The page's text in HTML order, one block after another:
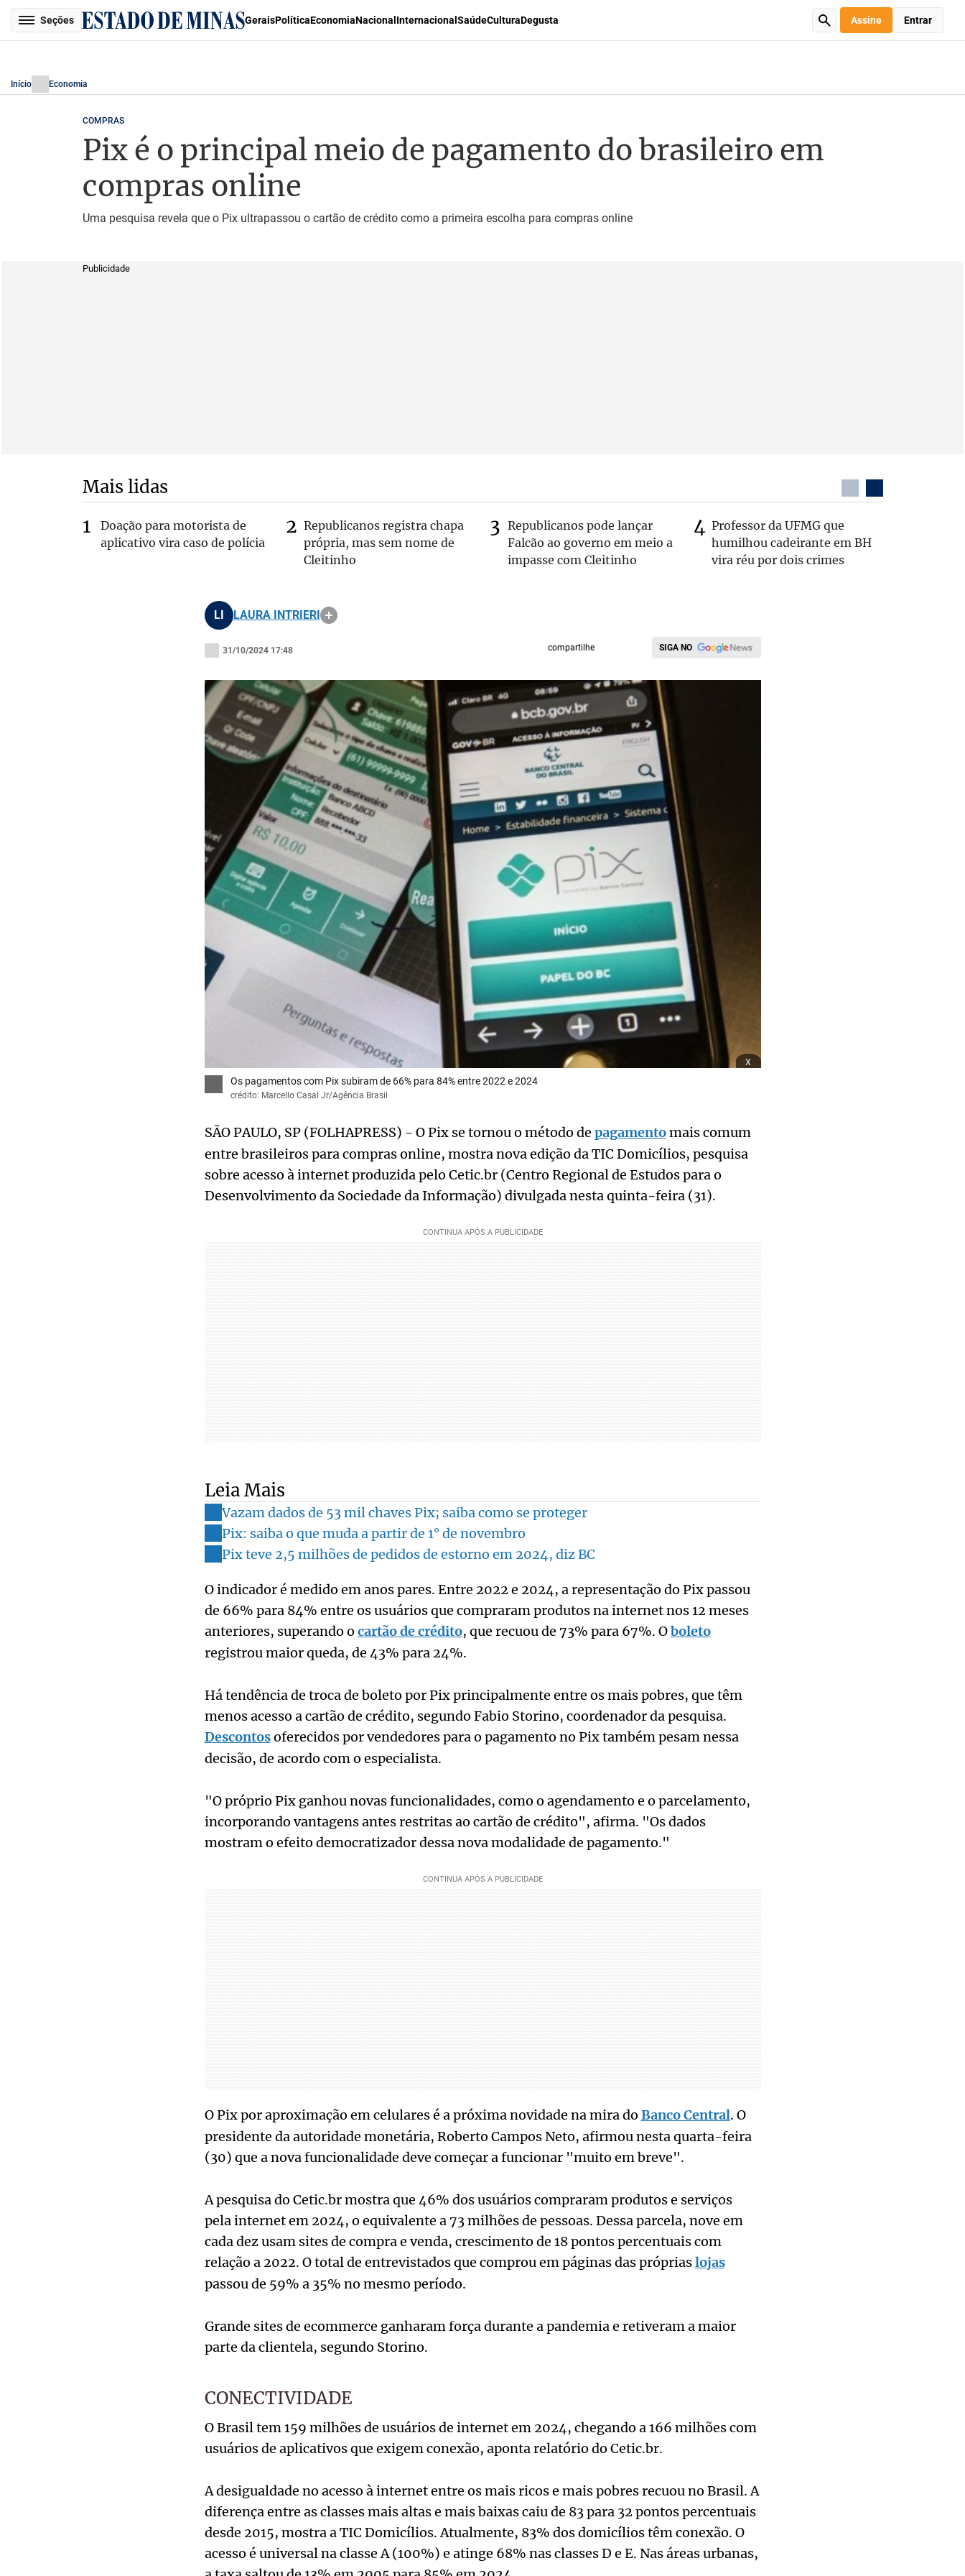
Seções GeraisPolíticaEconomiaNacional Internacional SaúdeCulturaDegusta Assine Entrar
Início Economia
COMPRAS
Pix é o principal meio de pagamento do brasileiro em
compras online
Uma pesquisa revela que o Pix ultrapassou o cartão de crédito como a primeira escolha para compras online
Publicidade
Mais lidas
Doação para motorista de
aplicativo vira caso de polícia
Republicanos registra chapa
própria, mas sem nome de
Cleitinho
Republicanos pode lançar
Falcão ao governo em meio a
impasse com Cleitinho
Professor da UFMG que
humilhou cadeirante em BH
vira réu por dois crimes
LI LAURA INTRIERI
31/10/2024 17:48 compartilhe SIGA NO
x
Os pagamentos com Pix subiram de 66% para 84% entre 2022 e 2024
crédito: Marcello Casal Jr/Agência Brasil
SÃO PAULO, SP (FOLHAPRESS) - O Pix se tornou o método de pagamentomais comum
entre brasileiros para compras online, mostra nova edição da TIC Domicílios, pesquisa
sobre acesso à internet produzida pelo Cetic.br (Centro Regional de Estudos para o
Desenvolvimento da Sociedade da Informação) divulgada nesta quinta-feira (31).
Leia Mais
Vazam dados de 53 mil chaves Pix; saiba como se proteger
Pix: saiba o que muda a partir de 1° de novembro
Pix teve 2,5 milhões de pedidos de estorno em 2024, diz BC
O indicador é medido em anos pares. Entre 2022 e 2024, a representação do Pix passou
de 66% para 84% entre os usuários que compraram produtos na internet nos 12 meses
anteriores, superando o cartão de crédito, que recuou de 73% para 67%. Oboleto
registrou maior queda, de 43% para 24%.
Há tendência de troca de boleto por Pix principalmente entre os mais pobres, que têm
menos acesso a cartão de crédito, segundo Fabio Storino, coordenador da pesquisa.
Descontosoferecidos por vendedores para o pagamento no Pix também pesam nessa
decisão, de acordo com o especialista.
"O próprio Pix ganhou novas funcionalidades, como o agendamento e o parcelamento,
incorporando vantagens antes restritas ao cartão de crédito", afirma. "Os dados
mostram o efeito democratizador dessa nova modalidade de pagamento."
O Pix por aproximação em celulares é a próxima novidade na mira do Banco Central. O
presidente da autoridade monetária, Roberto Campos Neto, afirmou nesta quarta-feira
(30) que a nova funcionalidade deve começar a funcionar "muito em breve".
A pesquisa do Cetic.br mostra que 46% dos usuários compraram produtos e serviços
pela internet em 2024, o equivalente a 73 milhões de pessoas. Dessa parcela, nove em
cada dez usam sites de compra e venda, crescimento de 18 pontos percentuais com
relação a 2022. O total de entrevistados que comprou em páginas das própriaslojas
passou de 59% a 35% no mesmo período.
Grande sites de ecommerce ganharam força durante a pandemia e retiveram a maior
parte da clientela, segundo Storino.
CONECTIVIDADE
O Brasil tem 159 milhões de usuários de internet em 2024, chegando a 166 milhões com
usuários de aplicativos que exigem conexão, aponta relatório do Cetic.br.
A desigualdade no acesso à internet entre os mais ricos e mais pobres recuou no Brasil. A
diferença entre as classes mais altas e mais baixas caiu de 83 para 32 pontos percentuais
desde 2015, mostra a TIC Domicílios. Atualmente, 83% dos domicílios têm conexão. O
acesso é universal na classe A (100%) e atinge 68% nas classes D e E. Nas áreas urbanas,